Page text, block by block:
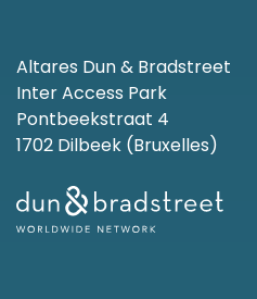
Altares Dun & Bradstreet
Inter Access Park
Pontbeekstraat 4
1702 Dilbeek (Bruxelles)